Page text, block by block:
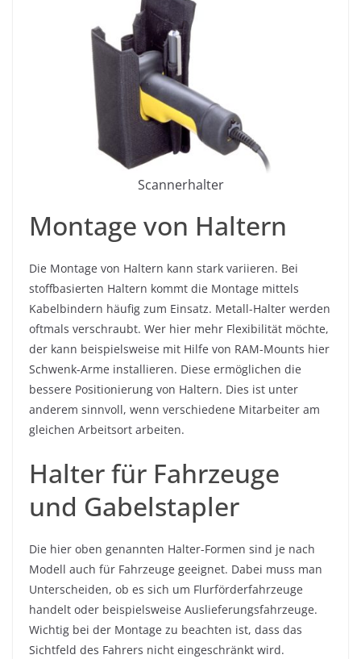
Scannerhalter
Montage von Haltern
Die Montage von Haltern kann stark variieren. Bei
stoffbasierten Haltern kommt die Montage mittels
Kabelbindern häufig zum Einsatz. Metall-Halter werden
oftmals verschraubt. Wer hier mehr Flexibilität möchte,
der kann beispielsweise mit Hilfe von RAM-Mounts hier
Schwenk-Arme installieren. Diese ermöglichen die
bessere Positionierung von Haltern. Dies ist unter
anderem sinnvoll, wenn verschiedene Mitarbeiter am
gleichen Arbeitsort arbeiten.
Halter für Fahrzeuge
und Gabelstapler
Die hier oben genannten Halter-Formen sind je nach
Modell auch für Fahrzeuge geeignet. Dabei muss man
Unterscheiden, ob es sich um Flurförderfahrzeuge
handelt oder beispielsweise Auslieferungsfahrzeuge.
Wichtig bei der Montage zu beachten ist, dass das
Sichtfeld des Fahrers nicht eingeschränkt wird.